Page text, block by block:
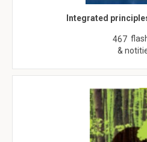
Integrated
467
&